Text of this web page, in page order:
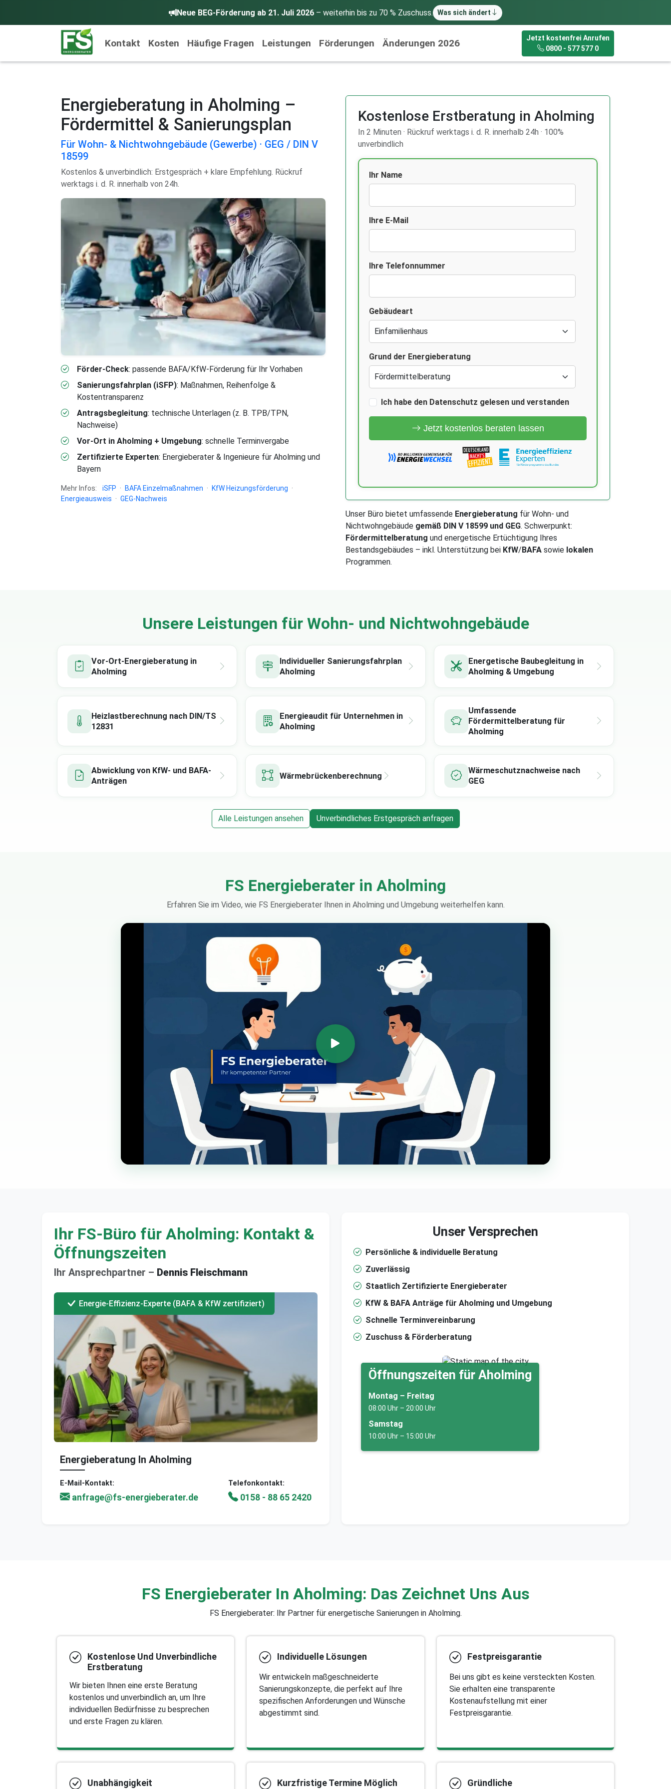
Neue BEG-Förderung ab 21. Juli 2026 – weiterhin bis zu 70 % Zuschuss. Was sich ändert
Kontakt Kosten Häufige Fragen Leistungen Förderungen Änderungen 2026
Jetzt kostenfrei Anrufen
0800 - 577 577 0
Energieberatung in Aholming –
Fördermittel & Sanierungsplan
Für Wohn- & Nichtwohngebäude (Gewerbe) · GEG / DIN V
18599
Kostenlos & unverbindlich: Erstgespräch + klare Empfehlung. Rückruf
werktags i. d. R. innerhalb von 24h.
Förder-Check: passende BAFA/KfW-Förderung für Ihr Vorhaben
Sanierungsfahrplan (iSFP): Maßnahmen, Reihenfolge &
Kostentransparenz
Antragsbegleitung: technische Unterlagen (z. B. TPB/TPN,
Nachweise)
Vor-Ort in Aholming + Umgebung: schnelle Terminvergabe
Zertifizierte Experten: Energieberater & Ingenieure für Aholming und
Bayern
Mehr Infos: iSFP · BAFA Einzelmaßnahmen · KfW Heizungsförderung ·
Energieausweis · GEG-Nachweis
Kostenlose Erstberatung in Aholming
In 2 Minuten · Rückruf werktags i. d. R. innerhalb 24h · 100%
unverbindlich
Ihr Name
Ihre E-Mail
Ihre Telefonnummer
Gebäudeart
Grund der Energieberatung
Ich habe den Datenschutz gelesen und verstanden
Jetzt kostenlos beraten lassen
Unser Büro bietet umfassende Energieberatung für Wohn- und
Nichtwohngebäude gemäß DIN V 18599 und GEG. Schwerpunkt:
Fördermittelberatung und energetische Ertüchtigung Ihres
Bestandsgebäudes – inkl. Unterstützung bei KfW/BAFA sowie lokalen
Programmen.
Unsere Leistungen für Wohn- und Nichtwohngebäude
Vor-Ort-Energieberatung in
Aholming
Individueller Sanierungsfahrplan
Aholming
Energetische Baubegleitung in
Aholming & Umgebung
Heizlastberechnung nach DIN/TS
12831
Energieaudit für Unternehmen in
Aholming
Umfassende
Fördermittelberatung für
Aholming
Abwicklung von KfW- und BAFA-
Anträgen
Wärmebrückenberechnung
Wärmeschutznachweise nach
GEG
Alle Leistungen ansehen Unverbindliches Erstgespräch anfragen
FS Energieberater in Aholming
Erfahren Sie im Video, wie FS Energieberater Ihnen in Aholming und Umgebung weiterhelfen kann.
Ihr FS-Büro für Aholming: Kontakt &
Öffnungszeiten
Ihr Ansprechpartner – Dennis Fleischmann
Energie-Effizienz-Experte (BAFA & KfW zertifiziert)
Energieberatung In Aholming
E-Mail-Kontakt:
anfrage@fs-energieberater.de
Telefonkontakt:
0158 - 88 65 2420
Unser Versprechen
Persönliche & individuelle Beratung
Zuverlässig
Staatlich Zertifizierte Energieberater
KfW & BAFA Anträge für Aholming und Umgebung
Schnelle Terminvereinbarung
Zuschuss & Förderberatung
Öffnungszeiten für Aholming
Montag – Freitag
08:00 Uhr – 20:00 Uhr
Samstag
10:00 Uhr – 15:00 Uhr
FS Energieberater In Aholming: Das Zeichnet Uns Aus
FS Energieberater: Ihr Partner für energetische Sanierungen in Aholming.
Kostenlose Und Unverbindliche
Erstberatung
Wir bieten Ihnen eine erste Beratung
kostenlos und unverbindlich an, um Ihre
individuellen Bedürfnisse zu besprechen
und erste Fragen zu klären.
Individuelle Lösungen
Wir entwickeln maßgeschneiderte
Sanierungskonzepte, die perfekt auf Ihre
spezifischen Anforderungen und Wünsche
abgestimmt sind.
Festpreisgarantie
Bei uns gibt es keine versteckten Kosten.
Sie erhalten eine transparente
Kostenaufstellung mit einer
Festpreisgarantie.
Unabhängigkeit Kurzfristige Termine Möglich
Gründliche